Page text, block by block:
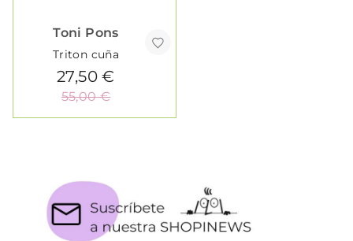
Toni Pons
Triton cuña
27,50 €
55,00 €